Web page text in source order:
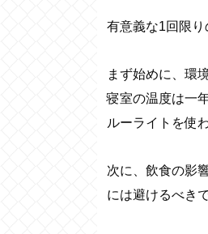
有意義な1回限り
まず始めに、環
寝室の温度は一
ルーライトを使
次に、飲食の影
には避けるべき